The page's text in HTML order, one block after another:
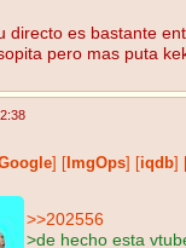
directo es bastante
pero mas puta
ImgOps iqdb
>>202556
>de hecho esta